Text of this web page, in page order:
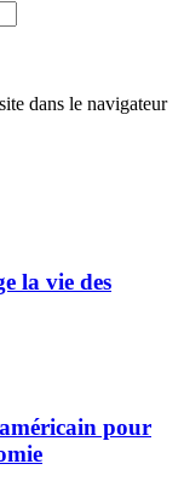
dans le navigateur
la vie des
pour